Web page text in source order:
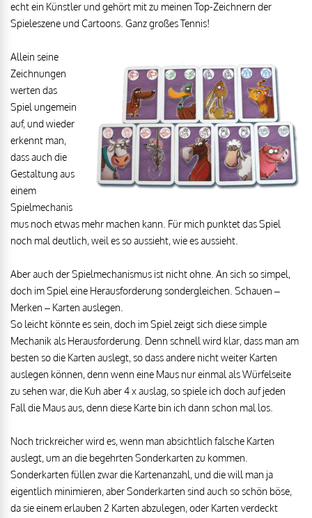
echt ein Künstler und gehört mit zu meinen Top-Zeichnern der
Spieleszene und Cartoons. Ganz großes Tennis!
Allein seine
Zeichnungen
werten das
Spiel ungemein
auf, und wieder
erkennt man,
dass auch die
Gestaltung aus
einem
Spielmechanis
mus noch etwas mehr machen kann. Für mich punktet das Spiel
noch mal deutlich, weil es so aussieht, wie es aussieht.
Aber auch der Spielmechanismus ist nicht ohne. An sich so simpel,
doch im Spiel eine Herausforderung sondergleichen. Schauen –
Merken – Karten auslegen.
So leicht könnte es sein, doch im Spiel zeigt sich diese simple
Mechanik als Herausforderung. Denn schnell wird klar, dass man am
besten so die Karten auslegt, so dass andere nicht weiter Karten
auslegen können, denn wenn eine Maus nur einmal als Würfelseite
zu sehen war, die Kuh aber 4 x auslag, so spiele ich doch auf jeden
Fall die Maus aus, denn diese Karte bin ich dann schon mal los.
Noch trickreicher wird es, wenn man absichtlich falsche Karten
auslegt, um an die begehrten Sonderkarten zu kommen.
Sonderkarten füllen zwar die Kartenanzahl, und die will man ja
eigentlich minimieren, aber Sonderkarten sind auch so schön böse,
da sie einem erlauben 2 Karten abzulegen, oder Karten verdeckt